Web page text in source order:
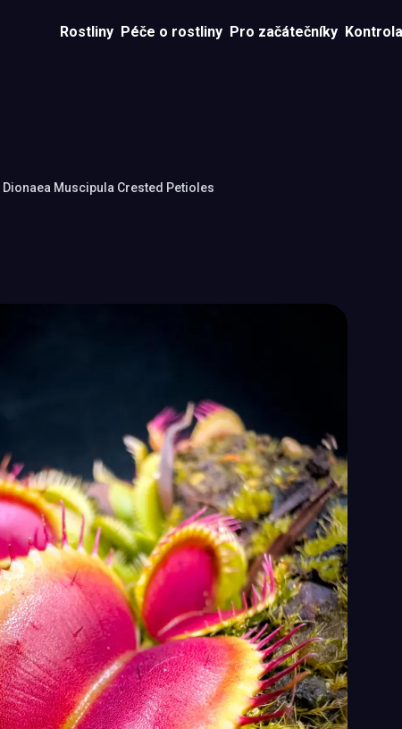
Rostliny Péče o rostliny Pro začátečníky
Dionaea Muscipula Crested Petioles